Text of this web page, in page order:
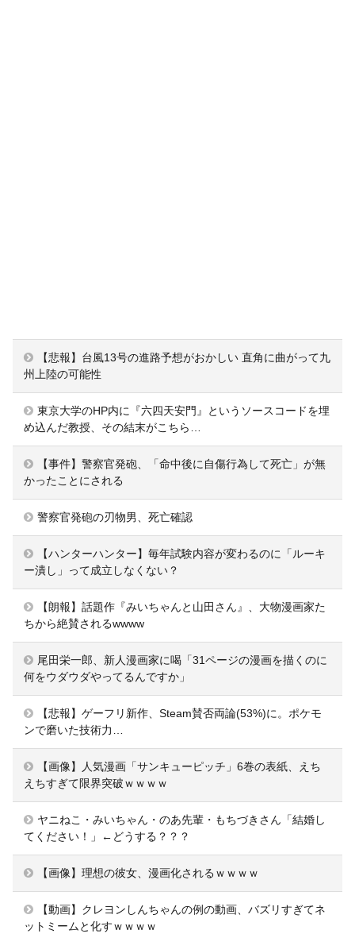
【悲報】台風13号の進路予想がおかしい 直角に曲がって九
州上陸の可能性
東京大学のHP内に『六四天安門』というソースコードを埋
め込んだ教授、その結末がこちら…
【事件】警察官発砲、「命中後に自傷行為して死亡」が無
かったことにされる
警察官発砲の刃物男、死亡確認
【ハンターハンター】毎年試験内容が変わるのに「ルーキ
ー潰し」って成立しなくない？
【朗報】話題作『みいちゃんと山田さん』、大物漫画家た
ちから絶賛されるwwww
尾田栄一郎、新人漫画家に喝「31ページの漫画を描くのに
何をウダウダやってるんですか」
【悲報】ゲーフリ新作、Steam賛否両論(53%)に。ポケモ
ンで磨いた技術力…
【画像】人気漫画「サンキューピッチ」6巻の表紙、えち
えちすぎて限界突破ｗｗｗｗ
ヤニねこ・みいちゃん・のあ先輩・もちづきさん「結婚し
てください！」←どうする？？？
【画像】理想の彼女、漫画化されるｗｗｗｗ
【動画】クレヨンしんちゃんの例の動画、バズリすぎてネ
ットミームと化すｗｗｗｗ